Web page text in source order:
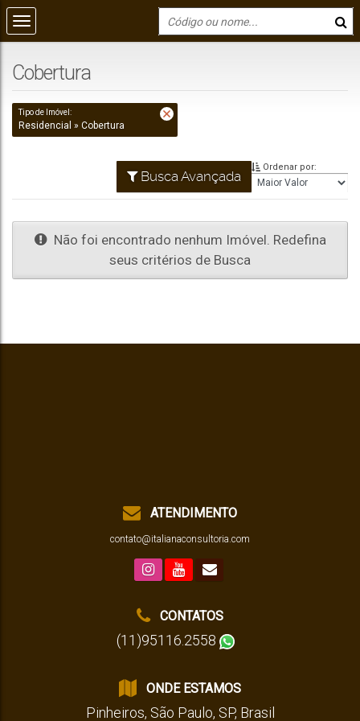
Cobertura
Tipo de Imóvel:
Residencial » Cobertura
Busca Avançada
Ordenar por:
Não foi encontrado nenhum Imóvel. Redefina
seus critérios de Busca
ATENDIMENTO
contato@italianaconsultoria.com
CONTATOS
(11)95116.2558
ONDE ESTAMOS
Pinheiros, São Paulo, SP, Brasil